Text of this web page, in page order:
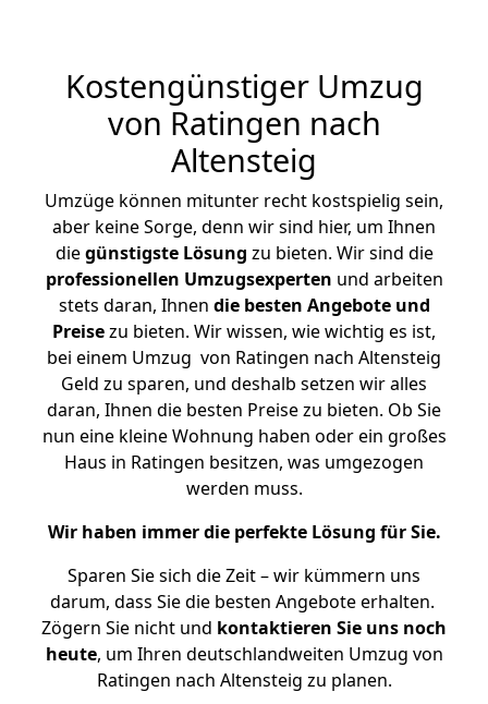
Kostengünstiger Umzug
von Ratingen nach
Altensteig
Umzüge können mitunter recht kostspielig sein,
aber keine Sorge, denn wir sind hier, um Ihnen
diegünstigste Lösung zu bieten. Wir sind die
professionellen Umzugsexperten und arbeiten
stets daran, Ihnen die besten Angebote und
Preisezu bieten. Wir wissen, wie wichtig es ist,
bei einem Umzug von Ratingen nach Altensteig
Geld zu sparen, und deshalb setzen wir alles
daran, Ihnen die besten Preise zu bieten. Ob Sie
nun eine kleine Wohnung haben oder ein großes
Haus in Ratingen besitzen, was umgezogen
werden muss.
Wir haben immer die perfekte Lösung für Sie.
Sparen Sie sich die Zeit – wir kümmern uns
darum, dass Sie die besten Angebote erhalten.
Zögern Sie nicht und kontaktieren Sie uns noch
heute, um Ihren deutschlandweiten Umzug von
Ratingen nach Altensteig zu planen.